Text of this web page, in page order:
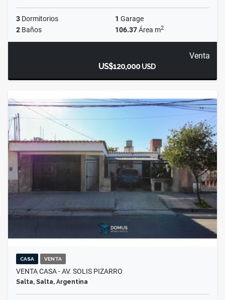
3 Dormitorios 1 Garage
2 Baños 106.37Área m2
Venta
US$120,000USD
CASA VENTA
VENTA CASA - AV. SOLIS PIZARRO
Salta, Salta, Argentina